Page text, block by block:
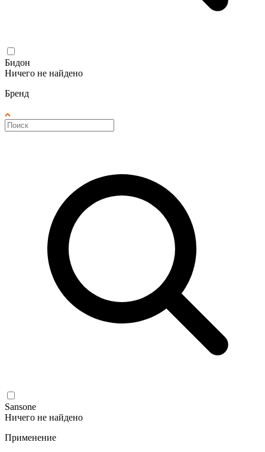
Бидон
Ничего не найдено
Бренд
Sansone
Ничего не найдено
Применение